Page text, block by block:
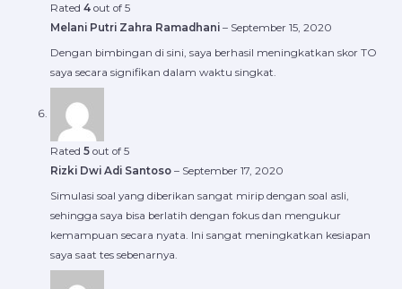
Rated 4out of 5
Melani Putri Zahra Ramadhani – September 15, 2020
Dengan bimbingan di sini, saya berhasil meningkatkan skor TO
saya secara signifikan dalam waktu singkat.
Rated 5out of 5
Rizki Dwi Adi Santoso – September 17, 2020
Simulasi soal yang diberikan sangat mirip dengan soal asli,
sehingga saya bisa berlatih dengan fokus dan mengukur
kemampuan secara nyata. Ini sangat meningkatkan kesiapan
saya saat tes sebenarnya.